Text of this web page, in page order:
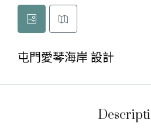
屯門愛琴海岸 設計